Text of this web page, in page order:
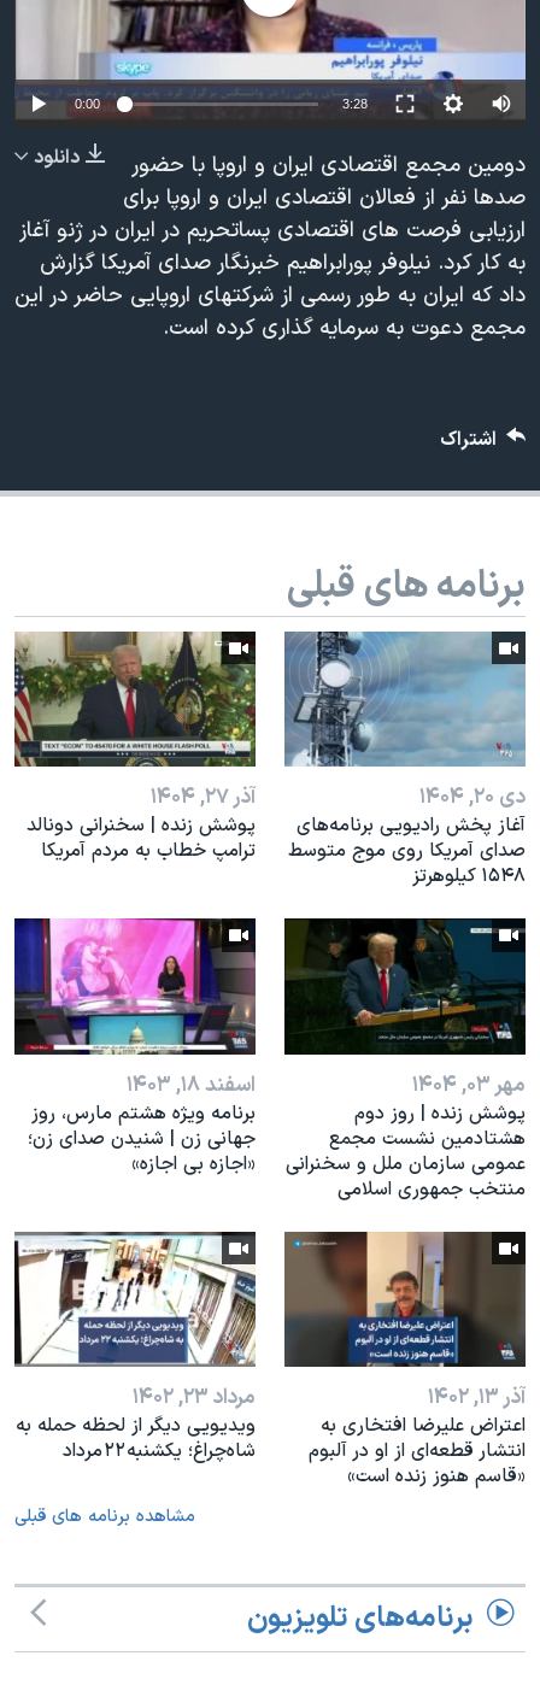
حقوق شهروندی
اقتصادی
اسرائیل در جنگ
گالری عکس
آرشیو پخش زنده
انتخابات ریاست جمهوری آمریکا ۲۰۲۴
حمله جمهوری اسلامی به اسرائیل
ورزش زنان در ایران
اعتراضات زن، زندگی، آزادی
مجموعه مستندهای دادخواهی
تریبونال مردمی آبان ۹۸
قانون شفافیت دارائی کادر رهبری ایران
اعتراضات مردمی آبان ۹۸
نرگس محمدی برنده جایزه نوبل صلح
همایش محافظه‌کاران آمریکا «سی‌پک»
صفحه‌های ویژه
سفر پرزیدنت ترامپ به چین
زبانهای مختلف
0:00 3:28
دانلود
دومین مجمع اقتصادی ایران و اروپا با حضور
صدها نفر از فعالان اقتصادی ایران و اروپا برای
ارزیابی فرصت های اقتصادی پساتحریم در ایران در ژنو آغاز
به کار کرد. نیلوفر پورابراهیم خبرنگار صدای آمریکا گزارش
داد که ایران به طور رسمی از شرکتهای اروپایی حاضر در این
مجمع دعوت به سرمایه گذاری کرده است.
اشتراک
برنامه های قبلی
دی ۲۰, ۱۴۰۴
آغاز پخش رادیویی برنامه‌های
صدای آمریکا روی موج متوسط
۱۵۴۸ کیلوهرتز
آذر ۲۷, ۱۴۰۴
پوشش زنده | سخنرانی دونالد
ترامپ خطاب به مردم آمریکا
مهر ۰۳, ۱۴۰۴
پوشش زنده | روز دوم
هشتادمین نشست مجمع
عمومی سازمان ملل و سخنرانی
منتخب جمهوری اسلامی
اسفند ۱۸, ۱۴۰۳
برنامه ویژه هشتم مارس، روز
جهانی زن | شنیدن صدای زن؛
«اجازه بی اجازه»
آذر ۱۳, ۱۴۰۲
اعتراض علیرضا افتخاری به
انتشار قطعه‌ای از او در آلبوم
«قاسم هنوز زنده است»
مرداد ۲۳, ۱۴۰۲
ویدیویی دیگر از لحظه حمله به
شاه‌چراغ؛ یکشنبه ۲۲ مرداد
مشاهده برنامه های قبلی
برنامه‌های تلویزیون